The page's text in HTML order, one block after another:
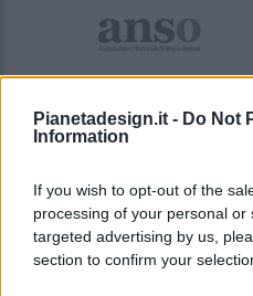
Pianetadesign.it - Do Not
Information
If you wish to opt-out of the
processing of your personal
targeted advertising by us,
section to confirm your
© 2026 - Pianeta Design -
Registrata Al Tribunale Di